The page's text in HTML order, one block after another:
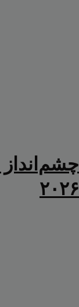
چشم‌انداز
۲۰۲۶